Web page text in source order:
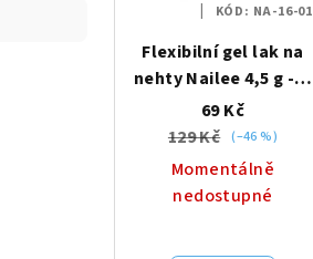
r
o
s
p
Flexibilní gel lak na
nehty Nailee 4,5 g - č.
01 bílý
69 Kč
129 Kč (–46 %)
Momentálně
nedostupné
KÓD: NA-16-01